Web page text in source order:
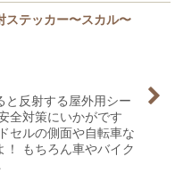
ステッカー〜スカル〜
と反射する屋外用シー
全対策にいかがです
セルの側面や自転車な
！ もちろん車やバイク